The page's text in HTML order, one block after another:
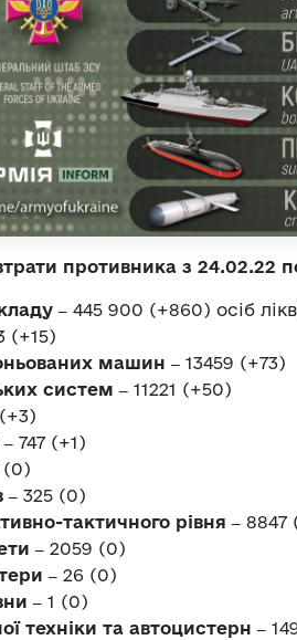
противника з 24.02.22
‒ 445 900 (+860) осіб
(+15)
машин ‒ 13459 (+73)
систем ‒ 11221 (+50)
747 (+1)
(0)
‒ 325 (0)
тактичного рівня ‒ 8847
‒ 2059 (0)
‒ 26 (0)
‒ 1 (0)
техніки та автоцистерн ‒